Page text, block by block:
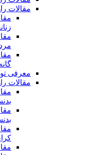
مقالات
معرفی
مقالات